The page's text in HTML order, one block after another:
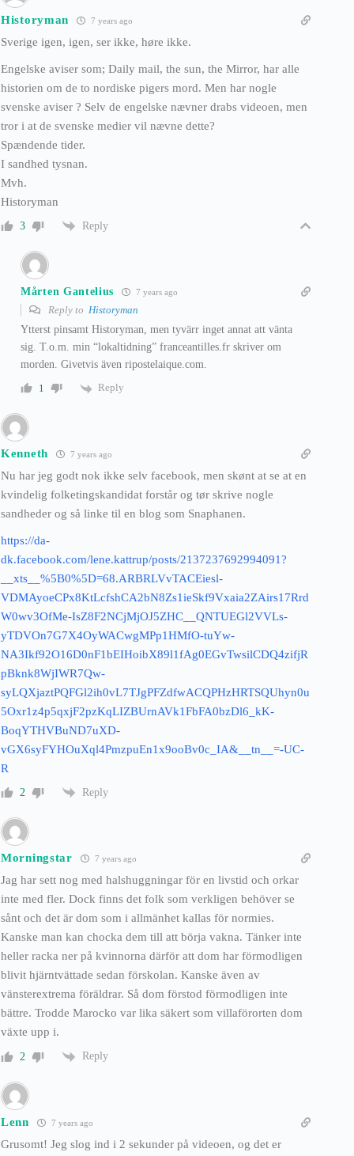
Historyman 7 years ago
Sverige igen, igen, ser ikke, høre ikke.
Engelske aviser som; Daily mail, the sun, the Mirror, har alle
historien om de to nordiske pigers mord. Men har nogle
svenske aviser ? Selv de engelske nævner drabs videoen, men
tror i at de svenske medier vil nævne dette?
Spændende tider.
I sandhed tysnan.
Mvh.
Historyman
3 Reply
Mårten Gantelius 7 years ago
Reply to Historyman
Ytterst pinsamt Historyman, men tyvärr inget annat att vänta
sig. T.o.m. min “lokaltidning” franceantilles.fr skriver om
morden. Givetvis även ripostelaique.com.
1
Reply
Kenneth 7 years ago
Nu har jeg godt nok ikke selv facebook, men skønt at se at en
kvindelig folketingskandidat forstår og tør skrive nogle
sandheder og så linke til en blog som Snaphanen.
https://da-
dk.facebook.com/lene.kattrup/posts/2137237692994091?
__xts__%5B0%5D=68.ARBRLVvTACEiesl-
VDMAyoeCPx8KtLcfshCA2bN8Zs1ieSkf9Vxaia2ZAirs17Rrd
W0wv3OfMe-IsZ8F2NCjMjOJ5ZHC__QNTUEGl2VVLs-
yTDVOn7G7X4OyWACwgMPp1HMfO-tuYw-
NA3Ikf92O16D0nF1bEIHoibX89l1fAg0EGvTwsilCDQ4zifjR
pBknk8WjIWR7Qw-
syLQXjaztPQFGl2ih0vL7TJgPFZdfwACQPHzHRTSQUhyn0u
5Oxr1z4p5qxjF2pzKqLIZBUrnAVk1FbFA0bzDl6_kK-
BoqYTHVBuND7uXD-
vGX6syFYHOuXql4PmzpuEn1x9ooBv0c_IA&__tn__=-UC-
R
2 Reply
Morningstar 7 years ago
Jag har sett nog med halshuggningar för en livstid och orkar
inte med fler. Dock finns det folk som verkligen behöver se
sånt och det är dom som i allmänhet kallas för normies.
Kanske man kan chocka dem till att börja vakna. Tänker inte
heller racka ner på kvinnorna därför att dom har förmodligen
blivit hjärntvättade sedan förskolan. Kanske även av
vänsterextrema föräldrar. Så dom förstod förmodligen inte
bättre. Trodde Marocko var lika säkert som villaförorten dom
växte upp i.
2 Reply
Lenn 7 years ago
Grusomt! Jeg slog ind i 2 sekunder på videoen, og det er